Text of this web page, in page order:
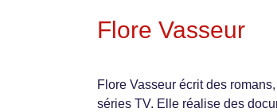
Flore Vasseur
Flore Vasseur écrit des
séries TV. Elle réalise des